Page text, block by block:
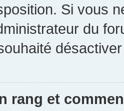
Si vous
du
rang et